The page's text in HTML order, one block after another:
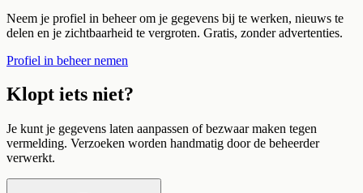
Neem je profiel in beheer om je gegevens bij te werken, nieuws te
delen en je zichtbaarheid te vergroten. Gratis, zonder advertenties.
Profiel in beheer nemen
Klopt iets niet?
Je kunt je gegevens laten aanpassen of bezwaar maken tegen
vermelding. Verzoeken worden handmatig door de beheerder
verwerkt.